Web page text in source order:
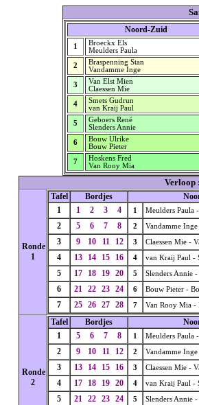
Noord-Zuid
1
Broeckx Els
Meulders Paula
2
Braspenning Stan
Vandamme Inge
3
Van Elst Mien
Claessen Mie
4
Smets Gudrun
van Kraij Paul
5
Geboers René
Slenders Annie
6
Bouw Ulrike
Bouw Pieter
7
Hoskens Fred
Van Rooy Mia
Verloop
Ronde
1
Tafel Bordjes
1
1 2 3 4 1 Meulders Paula
2 5 6 7 8 2 Vandamme
3 9 10 11 12 3 Claessen Mie -
4 13 14 15 16 4 van Kraij Paul -
5 17 18 19 20 5 Slenders Annie -
6 21 22 23 24 6 Bouw Pieter -
7 25 26 27 28 7 Van Rooy Mia -
Ronde
2
Tafel Bordjes
1
5 6 7 8 1 Meulders Paula
2 9 10 11 12 2 Vandamme
3 13 14 15 16 3 Claessen Mie -
4 17 18 19 20 4 van Kraij Paul -
5 21 22 23 24 5 Slenders Annie -